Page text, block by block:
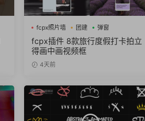
fcpx照片墙 团建 弹窗
fcpx插件 8款旅行度假打卡拍立
得画中画视频框
4天前